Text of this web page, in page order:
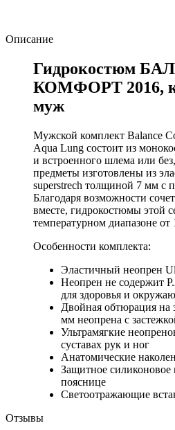
Описание
Гидрокостюм
КОМФОРТ 2016,
муж
Мужской комплект Balance
Aqua Lung состоит из
и встроенного шлема или
предметы изготовлены из
superstrech толщиной 7 мм с
Благодаря возможности
вместе, гидрокостюмы этой
температурном диапазоне от
Особенности комплекта:
Эластичный неопрен
Неопрен не содержит
для здоровья и
Двойная обтюрация на
мм неопрена с
Ультрамягкие
суставах рук и ног
Анатомические
Защитное
пояснице
Светоотражающие
Отзывы